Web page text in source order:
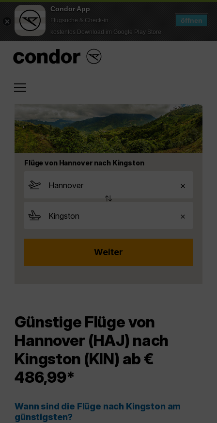
Condor App
Flugsuche & Check-in
kostenlos Download im Google Play Store
öffnen
Flüge von Hannover nach Kingston
Günstige Flüge von
Hannover (HAJ) nach
Kingston (KIN) ab €
486,99*
Wann sind die Flüge nach Kingston am
günstigsten?